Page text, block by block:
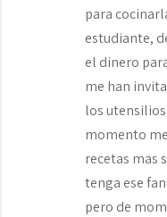
para
estudiante,
el dinero
me han
los utensilios
momento
recetas mas
tenga ese
pero de